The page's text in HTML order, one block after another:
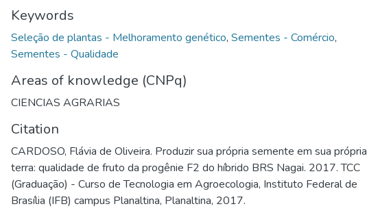
Keywords
Seleção de plantas - Melhoramento genético, Sementes - Comércio,
Sementes - Qualidade
Areas of knowledge (CNPq)
CIENCIAS AGRARIAS
Citation
CARDOSO, Flávia de Oliveira. Produzir sua própria semente em sua própria
terra: qualidade de fruto da progênie F2 do híbrido BRS Nagai. 2017. TCC
(Graduação) - Curso de Tecnologia em Agroecologia, Instituto Federal de
Brasília (IFB) campus Planaltina, Planaltina, 2017.